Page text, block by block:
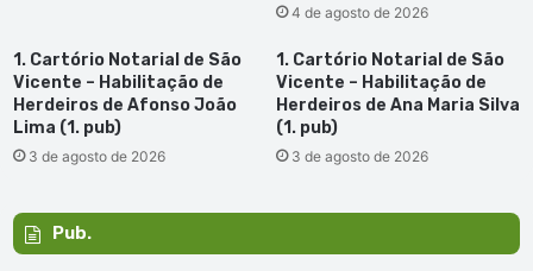
4 de agosto de 2026
1. Cartório Notarial de São
Vicente – Habilitação de
Herdeiros de Afonso João
Lima (1. pub)
3 de agosto de 2026
1. Cartório Notarial de São
Vicente – Habilitação de
Herdeiros de Ana Maria Silva
(1. pub)
3 de agosto de 2026
Pub.